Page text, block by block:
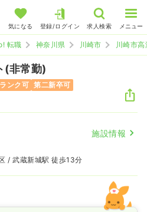
気になる 登録/ログイン 求人検索 メニュー
転職 神奈川県 川崎市 川崎市
(非常勤)
ンク可 第二新卒可
施設情報
/ 武蔵新城駅 徒歩13分